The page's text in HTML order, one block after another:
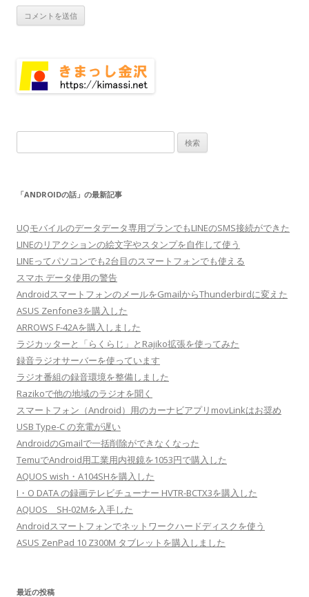
索:
「ANDROIDの話」の最新記事
UQモバイルのデータデータ専用プランでもLINEのSMS接続ができた
LINEのリアクションの絵文字やスタンプを自作して使う
LINEってパソコンでも2台目のスマートフォンでも使える
スマホ データ使用の警告
AndroidスマートフォンのメールをGmailからThunderbirdに変えた
ASUS Zenfone3を購入した
ARROWS F-42Aを購入しました
ラジカッターと「らくらじ」とRajiko拡張を使ってみた
録音ラジオサーバーを使っています
ラジオ番組の録音環境を整備しました
Razikoで他の地域のラジオを聞く
スマートフォン（Android）用のカーナビアプリmovLinkはお奨め
USB Type-C の充電が遅い
AndroidのGmailで一括削除ができなくなった
TemuでAndroid用工業用内視鏡を1053円で購入した
AQUOS wish・A104SHを購入した
I・O DATA の録画テレビチューナー HVTR-BCTX3を購入した
AQUOS SH-02Mを入手した
Androidスマートフォンでネットワークハードディスクを使う
ASUS ZenPad 10 Z300M タブレットを購入しました
最近の投稿